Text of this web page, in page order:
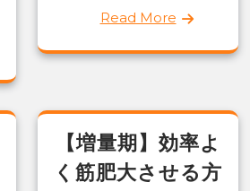
Read More
【増量期】効率よ
く筋肥大させる方